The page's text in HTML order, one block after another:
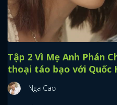
Tập 2 Vì Mẹ Anh Phán
thoại táo bạo với Quốc
Nga Cao